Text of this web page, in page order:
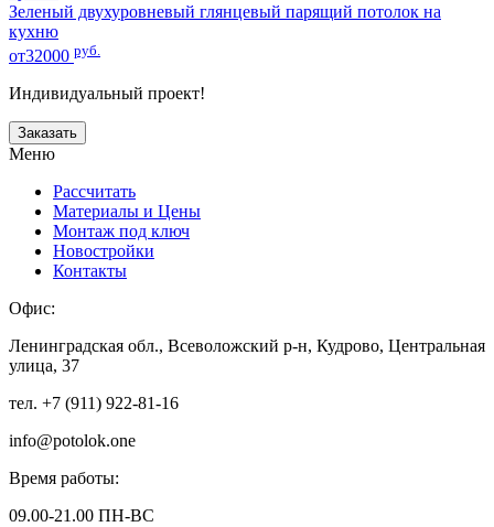
Зеленый двухуровневый глянцевый парящий потолок на
кухню
от32000 руб.
Индивидуальный проект!
Заказать
Меню
Рассчитать
Материалы и Цены
Монтаж под ключ
Новостройки
Контакты
Офис:
Ленинградская обл., Всеволожский р-н, Кудрово, Центральная
улица, 37
тел. +7 (911) 922-81-16
info@potolok.one
Время работы:
09.00-21.00 ПН-ВС